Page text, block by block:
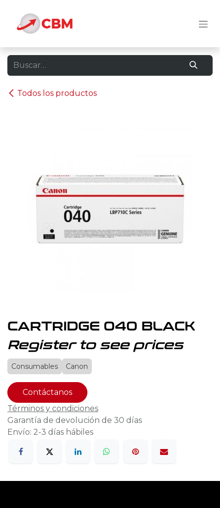
Todos los productos
CARTRIDGE 040 BLACK
Register to see prices
Consumables Canon
Contáctanos
Términos y condiciones
Garantía de devolución de 30 días
Envío: 2-3 días hábiles